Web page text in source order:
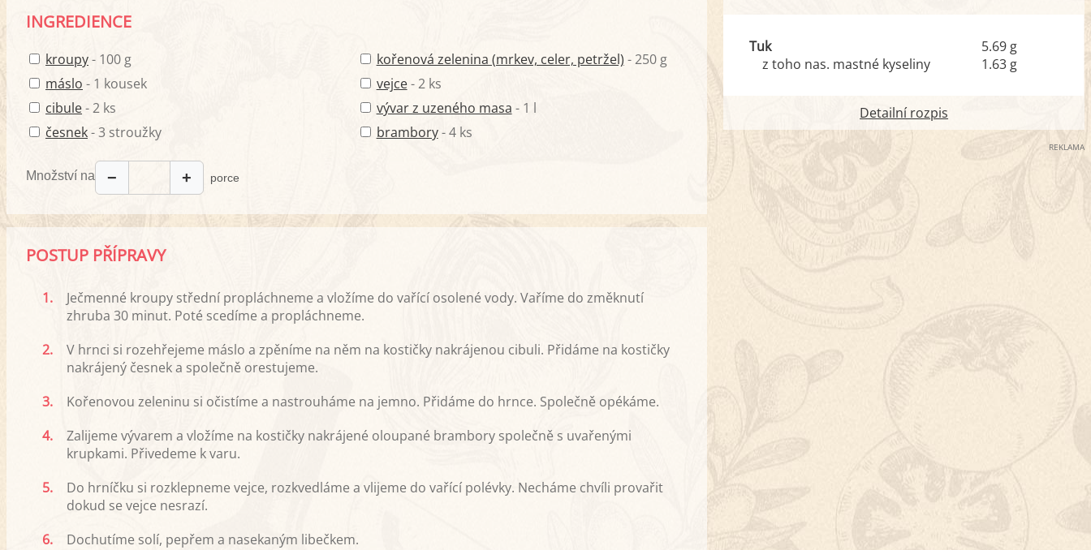
INGREDIENCE
kroupy- 100 g
máslo - 1 kousek
cibule- 2 ks
česnek- 3 stroužky
kořenová zelenina (mrkev, celer, petržel) - 250 g
vejce- 2 ks
vývar z uzeného masa - 1 l
brambory- 4 ks
Množství na − + porce
POSTUP PŘÍPRAVY
1.
Ječmenné kroupy střední propláchneme a vložíme do vařící osolené vody. Vaříme do změknutí
zhruba 30 minut. Poté scedíme a propláchneme.
2.
V hrnci si rozehřejeme máslo a zpěníme na něm na kostičky nakrájenou cibuli. Přidáme na kostičky
nakrájený česnek a společně orestujeme.
3.
Kořenovou zeleninu si očistíme a nastrouháme na jemno. Přidáme do hrnce. Společně opékáme.
4.
Zalijeme vývarem a vložíme na kostičky nakrájené oloupané brambory společně s uvařenými
krupkami. Přivedeme k varu.
5.
Do hrníčku si rozklepneme vejce, rozkvedláme a vlijeme do vařící polévky. Necháme chvíli provařit
dokud se vejce nesrazí.
6.
Dochutíme solí, pepřem a nasekaným libečkem.
Tuk
z toho nas. mastné kyseliny
5.69 g
1.63 g
Detailní rozpis
REKLAMA